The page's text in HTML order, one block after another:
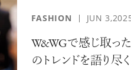
一緒に『AdvancedTime』を楽
FASHION JUN
W&WGで感じ取っ
のトレンドを語り尽く